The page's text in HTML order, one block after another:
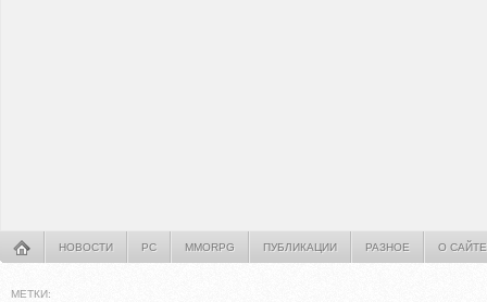
НОВОСТИ PC MMORPG ПУБЛИКАЦИИ РАЗНОЕ О САЙТЕ
МЕТКИ: